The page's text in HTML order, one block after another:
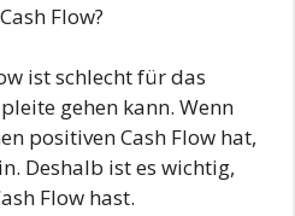
Flow?
ist schlecht für das
gehen kann. Wenn
positiven Cash Flow hat,
Deshalb ist es wichtig,
Flow hast.